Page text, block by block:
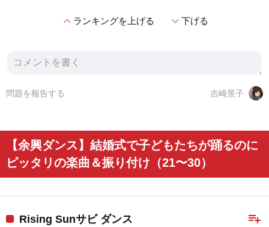
expand_lessランキングを上げる expand_more下げる
吉崎景子
問題を報告する
【余興ダンス】結婚式で子どもたちが踊るのに
ピッタリの楽曲＆振り付け（21〜30）
playlist_add
Rising Sunサビ ダンス